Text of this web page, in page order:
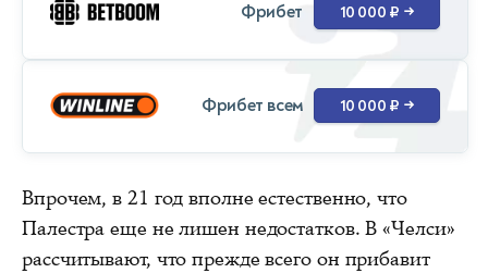
Фрибет 10 000 ₽ →
Фрибет всем 10 000 ₽ →
Впрочем, в 21 год вполне естественно, что
Палестра еще не лишен недостатков. В «Челси»
рассчитывают, что прежде всего он прибавит